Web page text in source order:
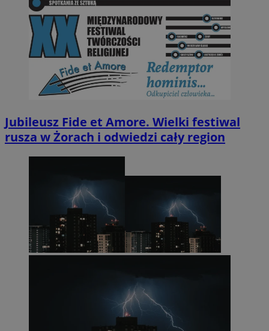
Jubileusz Fide et Amore. Wielki festiwal
rusza w Żorach i odwiedzi cały region